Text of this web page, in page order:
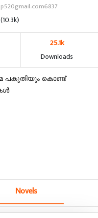
(10.3k)
25.1k
Downloads
പകുതിയും കൊണ്ട്
Novels